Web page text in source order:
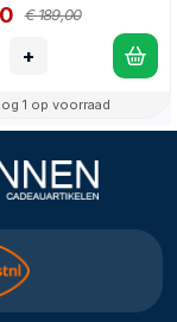
€ 189,00
+
1 op voorraad